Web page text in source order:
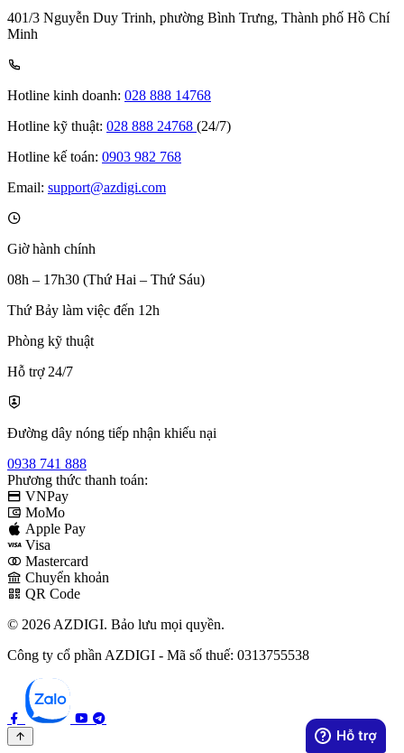
401/3 Nguyễn Duy Trinh, phường Bình Trưng, Thành phố Hồ Chí
Minh
Hotline kinh doanh: 028 888 14768
Hotline kỹ thuật: 028 888 24768 (24/7)
Hotline kế toán: 0903 982 768
Email: support@azdigi.com
Giờ hành chính
08h – 17h30 (Thứ Hai – Thứ Sáu)
Thứ Bảy làm việc đến 12h
Phòng kỹ thuật
Hỗ trợ 24/7
Đường dây nóng tiếp nhận khiếu nại
0938 741 888
Phương thức thanh toán:
VNPay
MoMo
Apple Pay
Visa
Mastercard
Chuyển khoản
QR Code
© 2026 AZDIGI. Bảo lưu mọi quyền.
Công ty cổ phần AZDIGI - Mã số thuế: 0313755538